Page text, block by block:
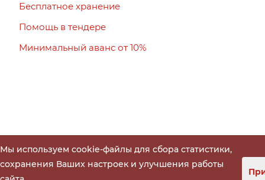
Бесплатное хранение
Помощь в тендере
Минимальный аванс от 10%
Мы используем cookie-файлы для сбора статистики,
сохранения Ваших настроек и улучшения работы